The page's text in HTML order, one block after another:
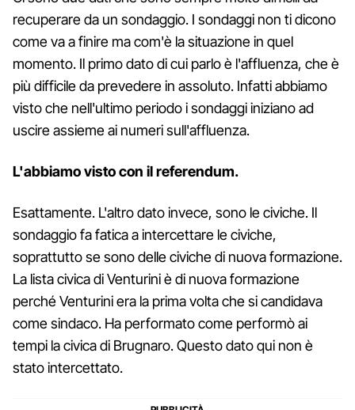
recuperare da un sondaggio. I sondaggi non ti dicono
come va a finire ma com'è la situazione in quel
momento. Il primo dato di cui parlo è l'affluenza, che è
più difficile da prevedere in assoluto. Infatti abbiamo
visto che nell'ultimo periodo i sondaggi iniziano ad
uscire assieme ai numeri sull'affluenza.
L'abbiamo visto con il referendum.
Esattamente. L'altro dato invece, sono le civiche. Il
sondaggio fa fatica a intercettare le civiche,
soprattutto se sono delle civiche di nuova formazione.
La lista civica di Venturini è di nuova formazione
perché Venturini era la prima volta che si candidava
come sindaco. Ha performato come performò ai
tempi la civica di Brugnaro. Questo dato qui non è
stato intercettato.